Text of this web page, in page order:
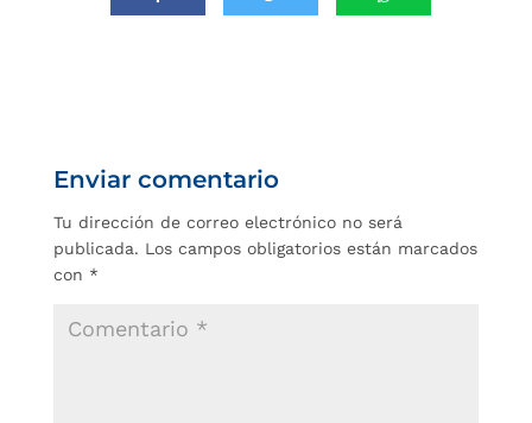
Enviar comentario
Tu dirección de correo electrónico no será
publicada. Los campos obligatorios están marcados
con *